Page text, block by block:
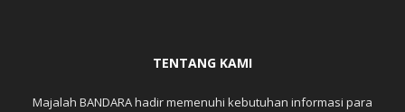
TENTANG KAMI
Majalah BANDARA hadir memenuhi kebutuhan informasi para